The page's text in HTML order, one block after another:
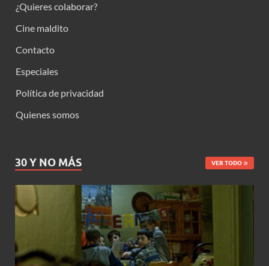
¿Quieres colaborar?
Cine maldito
Contacto
Especiales
Política de privacidad
Quienes somos
30 Y NO MÁS VER TODO